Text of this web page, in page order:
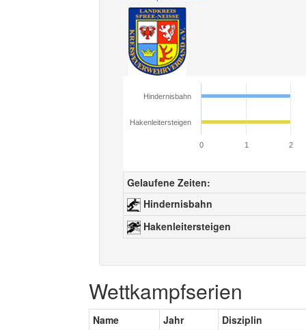
Hindernisbahn
Hakenleitersteigen
0 1 2
Gelaufene Zeiten:
Hindernisbahn
Hakenleitersteigen
Wettkampfserien
Name Jahr Disziplin